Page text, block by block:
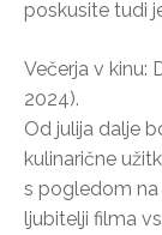
poskusite tudi
Večerja v kinu:
2024).
Od julija dalje
kulinarične
s pogledom na
ljubitelji filma